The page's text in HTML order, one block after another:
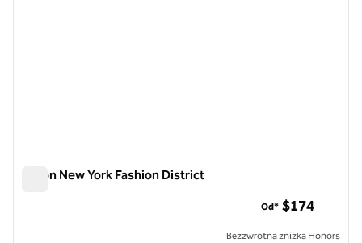
Hilton New York Fashion District
Od* $174
Bezzwrotna zniżka Honors